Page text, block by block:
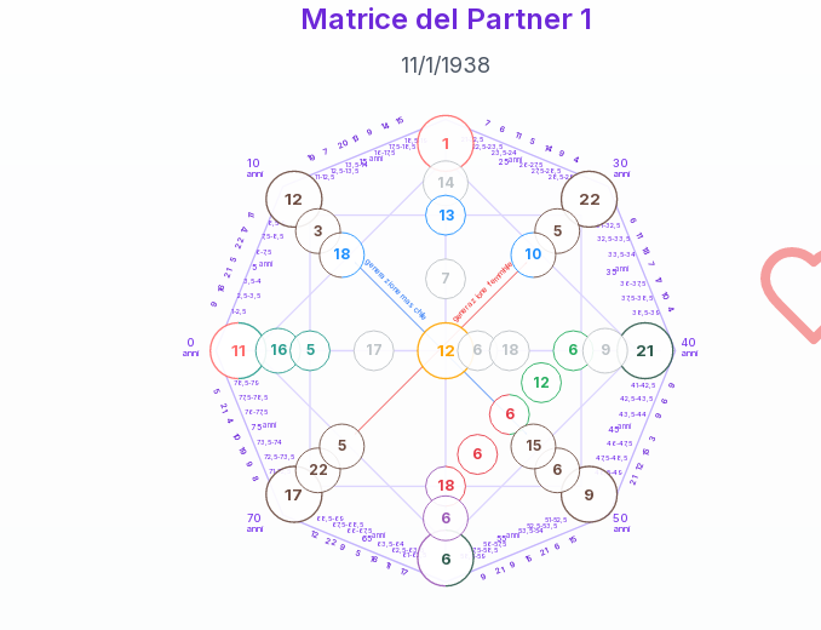
Matrice del Partner 1
11/1/1938
generazione maschile generazione femminile
0
anni
10
anni
30
anni
40
anni
50
anni
70
anni
1-2,5
2,5-3,5
3,5-4
6-7,5
7,5-8,5
8,5-9
11-12,5
12,5-13,5
13,5-14
16-17,5
17,5-18,5
18,5-19
21-22,5
22,5-23,5
23,5-24
26-27,5
27,5-28,5
28,5-29
31-32,5
32,5-33,5
33,5-34
36-37,5
37,5-38,5
38,5-39
41-42,5
42,5-43,5
43,5-44
46-47,5
47,5-48,5
48,5-49
51-52,5
52,5-53,5
53,5-54
56-57,5
57,5-58,5
58,5-59
61-62,5
62,5-63,5
63,5-64
66-67,5
67,5-68,5
68,5-69
71-72,5
72,5-73,5
73,5-74
76-77,5
77,5-78,5
78,5-79
9
16
21
5
22
17
11
19
7
20 13 9
14 15 7
6
11
5
14 9
4
6
11
18
7
17
10
4
9
6
9
3
15
12
21
15
6
21
15
9
21
9
17
11
16
5
9
22
12
8
9
19
10
4
21
5
11
1
21
6
12
12 22
17 9
18
6
6
12
6
16
14
9
6
5
13
6 18
17
7
3
18
5
10
22
5
6
15
5 anni
15 anni 25anni
35anni
45anni
55anni
65anni
75anni